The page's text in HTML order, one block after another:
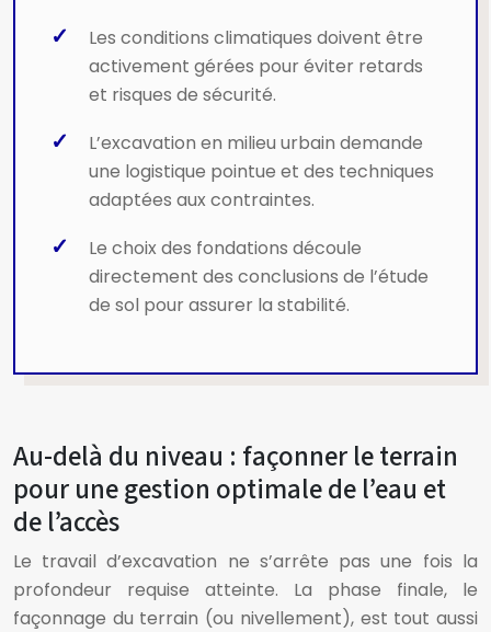
Les conditions climatiques doivent être
activement gérées pour éviter retards
et risques de sécurité.
L’excavation en milieu urbain demande
une logistique pointue et des techniques
adaptées aux contraintes.
Le choix des fondations découle
directement des conclusions de l’étude
de sol pour assurer la stabilité.
Au-delà du niveau : façonner le terrain
pour une gestion optimale de l’eau et
de l’accès
Le travail d’excavation ne s’arrête pas une fois la
profondeur requise atteinte. La phase finale, le
façonnage du terrain (ou nivellement), est tout aussi